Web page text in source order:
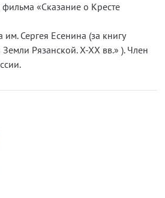
фильма «Сказание о Кресте
Сергея Есенина (за книгу
Рязанской. X-XX вв.» ). Член